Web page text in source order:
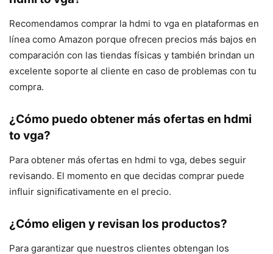
Recomendamos comprar la hdmi to vga en plataformas en
línea como Amazon porque ofrecen precios más bajos en
comparación con las tiendas físicas y también brindan un
excelente soporte al cliente en caso de problemas con tu
compra.
¿Cómo puedo obtener más ofertas en hdmi
to vga?
Para obtener más ofertas en hdmi to vga, debes seguir
revisando. El momento en que decidas comprar puede
influir significativamente en el precio.
¿Cómo eligen y revisan los productos?
Para garantizar que nuestros clientes obtengan los